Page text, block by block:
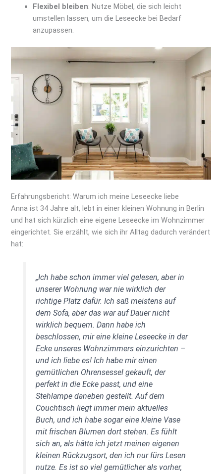
Flexibel bleiben: Nutze Möbel, die sich leicht
umstellen lassen, um die Leseecke bei Bedarf
anzupassen.
Erfahrungsbericht: Warum ich meine Leseecke liebe
Anna ist 34 Jahre alt, lebt in einer kleinen Wohnung in Berlin
und hat sich kürzlich eine eigene Leseecke im Wohnzimmer
eingerichtet. Sie erzählt, wie sich ihr Alltag dadurch verändert
hat:
„Ich habe schon immer viel gelesen, aber in
unserer Wohnung war nie wirklich der
richtige Platz dafür. Ich saß meistens auf
dem Sofa, aber das war auf Dauer nicht
wirklich bequem. Dann habe ich
beschlossen, mir eine kleine Leseecke in der
Ecke unseres Wohnzimmers einzurichten –
und ich liebe es! Ich habe mir einen
gemütlichen Ohrensessel gekauft, der
perfekt in die Ecke passt, und eine
Stehlampe daneben gestellt. Auf dem
Couchtisch liegt immer mein aktuelles
Buch, und ich habe sogar eine kleine Vase
mit frischen Blumen dort stehen. Es fühlt
sich an, als hätte ich jetzt meinen eigenen
kleinen Rückzugsort, den ich nur fürs Lesen
nutze. Es ist so viel gemütlicher als vorher,